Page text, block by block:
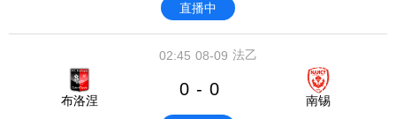
直播中
08-09
02:45 法乙
布洛涅
0 - 0
南锡